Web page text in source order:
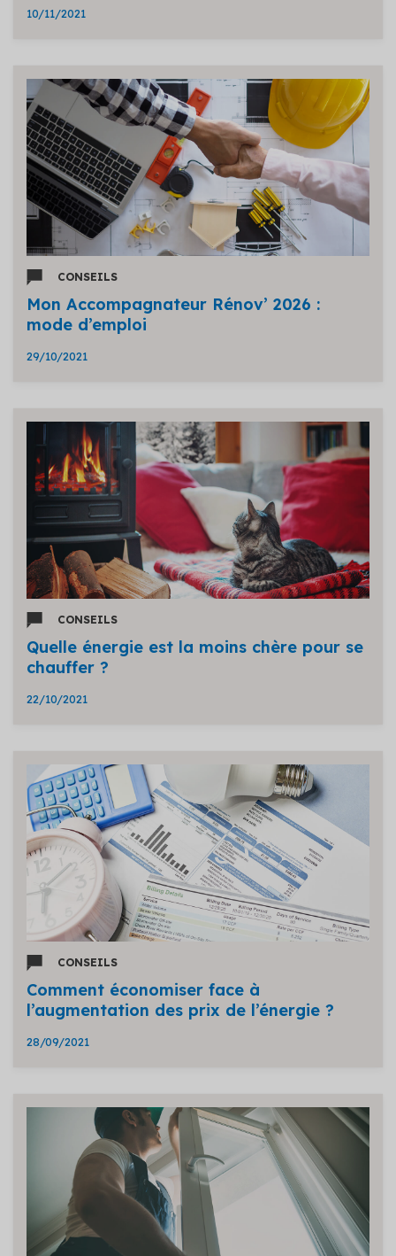
10/11/2021
CONSEILS
Mon Accompagnateur Rénov’ 2026 :
mode d’emploi
29/10/2021
CONSEILS
Quelle énergie est la moins chère pour se
chauffer ?
22/10/2021
CONSEILS
Comment économiser face à
l’augmentation des prix de l’énergie ?
28/09/2021